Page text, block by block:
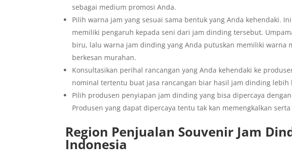
sebagai medium promosi Anda.
Pilih warna jam yang sesuai sama bentuk yang Anda kehendaki.
memiliki pengaruh kepada seni dari jam dinding tersebut.
biru, lalu warna jam dinding yang Anda putuskan memiliki warna
berkesan murahan.
Konsultasikan perihal rancangan yang Anda kehendaki ke
nominal tertentu buat jasa rancangan biar hasil jam dinding lebih
Pilih produsen penyiapan jam dinding yang bisa dipercaya
Produsen yang dapat dipercaya tentu tak kan memengkalkan
Region Penjualan Souvenir Jam
Indonesia